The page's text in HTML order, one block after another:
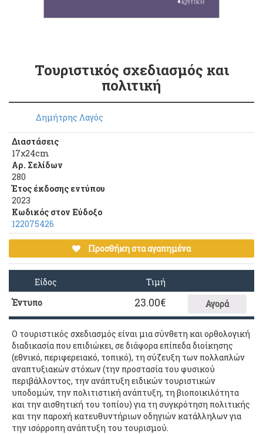
Τουριστικός σχεδιασμός και
πολιτική
Δημήτρης Λαγός
Διαστάσεις
17χ24cm
Αρ. Σελίδων
280
Έτος έκδοσης εντύπου
2023
Κωδικός στον Εύδοξο
122075426
Προσθήκη στα αγαπημένα
Είδος
Τιμή
Έντυπο
23.00€ Αγορά
Ο τουριστικός σχεδιασμός είναι μια σύνθετη και ορθολογική
διαδικασία που επιδιώκει, σε διάφορα επίπεδα διοίκησης
(εθνικό, περιφερειακό, τοπικό), τη σύζευξη των πολλαπλών
αναπτυξιακών στόχων (την προστασία του φυσικού
περιβάλλοντος, την ανάπτυξη ειδικών τουριστικών
υποδομών, την πολιτιστική ανάπτυξη, τη βιοποικιλότητα
και την αισθητική του τοπίου) για τη συγκρότηση πολιτικής
και την παροχή κατευθυντήριων οδηγιών κατάλληλων για
την ισόρροπη ανάπτυξη του τουρισμού.